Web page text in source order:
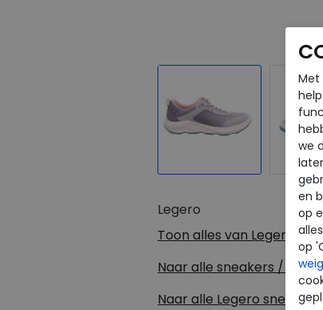
Legero
Toon alles van Legero
Naar alle sneakers /
Naar alle Legero
Met
we
en
op
op